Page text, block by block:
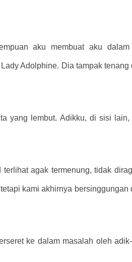
aku membuat aku dalam
Adolphine. Dia tampak tenang
yang lembut. Adikku, di sisi
agak termenung, tidak
kami akhirnya
ke dalam masalah oleh